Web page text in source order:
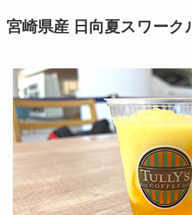
宮崎県産 日向夏スワーク